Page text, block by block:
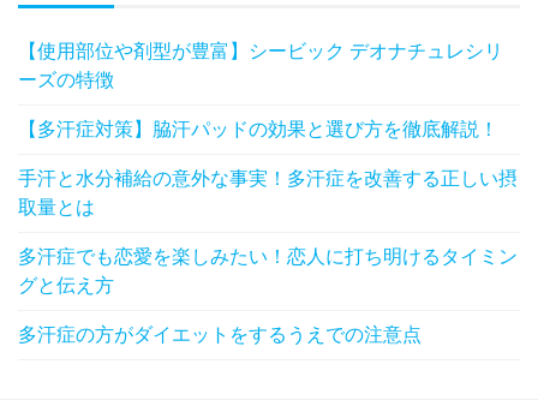
【使用部位や剤型が豊富】シービック デオナチュレシリ
ーズの特徴
【多汗症対策】脇汗パッドの効果と選び方を徹底解説！
手汗と水分補給の意外な事実！多汗症を改善する正しい摂
取量とは
多汗症でも恋愛を楽しみたい！恋人に打ち明けるタイミン
グと伝え方
多汗症の方がダイエットをするうえでの注意点